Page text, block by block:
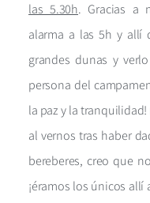
las 5.30h. Gracias a
alarma a las 5h y allí
grandes dunas y
persona del
la paz y la
al vernos tras haber
bereberes, creo que
¡éramos los únicos allí